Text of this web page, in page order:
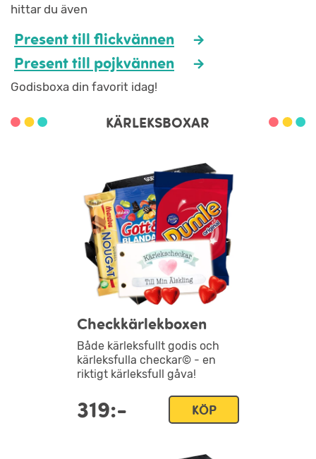
hittar du även
Present till flickvännen
Present till pojkvännen
Godisboxa din favorit idag!
KÄRLEKSBOXAR
Checkkärlekboxen
Både kärleksfullt godis och
kärleksfulla checkar© - en
riktigt kärleksfull gåva!
319:- KÖP